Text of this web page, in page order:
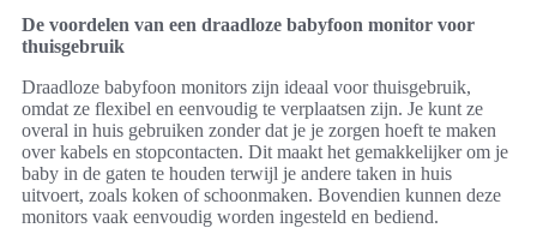
De voordelen van een draadloze babyfoon monitor voor
thuisgebruik
Draadloze babyfoon monitors zijn ideaal voor thuisgebruik,
omdat ze flexibel en eenvoudig te verplaatsen zijn. Je kunt ze
overal in huis gebruiken zonder dat je je zorgen hoeft te maken
over kabels en stopcontacten. Dit maakt het gemakkelijker om je
baby in de gaten te houden terwijl je andere taken in huis
uitvoert, zoals koken of schoonmaken. Bovendien kunnen deze
monitors vaak eenvoudig worden ingesteld en bediend.